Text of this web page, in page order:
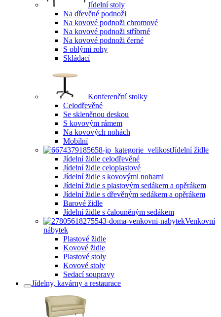
Jídelní stoly
Na dřevěné podnoži
Na kovové podnoži chromové
Na kovové podnoži stříbrné
Na kovové podnoži černé
S oblými rohy
Skládací
Konferenční stolky
Celodřevěné
Se skleněnou deskou
S kovovým rámem
Na kovových nohách
Mobilní
Jídelní židle
Jídelní židle celodřevěné
Jídelní židle celoplastové
Jídelní židle s kovovými nohami
Jídelní židle s plastovým sedákem a opěrákem
Jídelní židle s dřevěným sedákem a opěrákem
Barové židle
Jídelní židle s čalouněným sedákem
Venkovní
nábytek
Plastové židle
Kovové židle
Plastové stoly
Kovové stoly
Sedací soupravy
Jídelny, kavárny a restaurace